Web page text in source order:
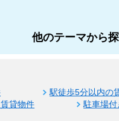
他のテーマから
駅徒歩5分以内の
貸物件
駐車場